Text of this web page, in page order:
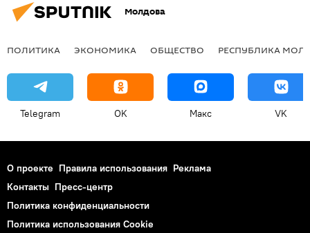
Молдова
ПОЛИТИКА ЭКОНОМИКА ОБЩЕСТВО РЕСПУБЛИКА
Telegram OK Макс VK
О проекте Правила использования Реклама
Контакты Пресс-центр
Политика конфиденциальности
Политика использования Cookie